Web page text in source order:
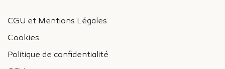
CGU et Mentions Légales
Cookies
Politique de confidentialité